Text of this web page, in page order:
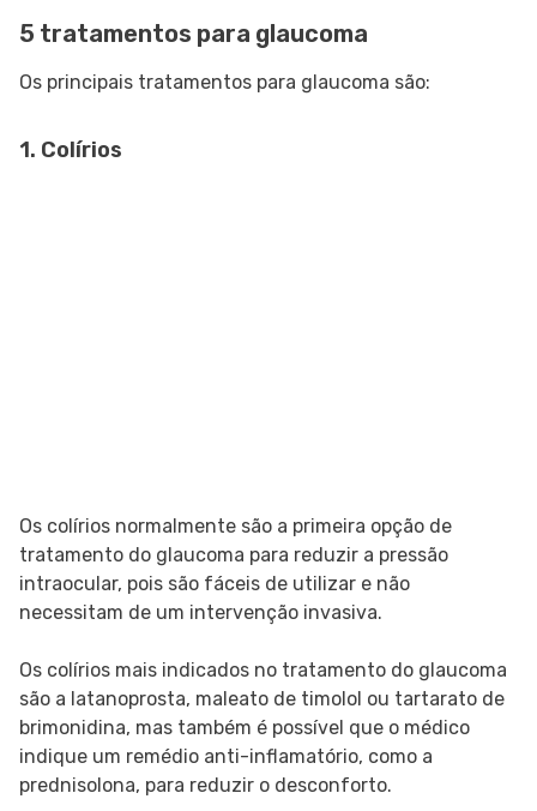
5 tratamentos para glaucoma
Os principais tratamentos para glaucoma são:
1. Colírios
Os colírios normalmente são a primeira opção de
tratamento do glaucoma para reduzir a pressão
intraocular, pois são fáceis de utilizar e não
necessitam de um intervenção invasiva.
Os colírios mais indicados no tratamento do glaucoma
são a latanoprosta, maleato de timolol ou tartarato de
brimonidina, mas também é possível que o médico
indique um remédio anti-inflamatório, como a
prednisolona, para reduzir o desconforto.